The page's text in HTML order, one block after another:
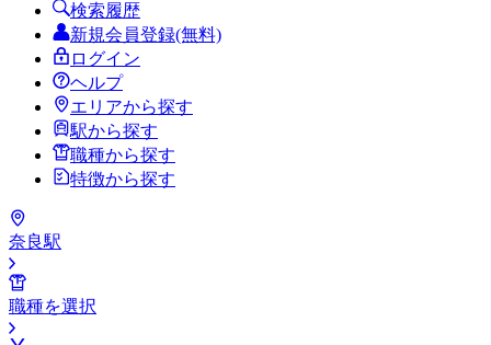
検索履歴
新規会員登録(無料)
ログイン
ヘルプ
エリアから探す
駅から探す
職種から探す
特徴から探す
奈良駅
職種を選択